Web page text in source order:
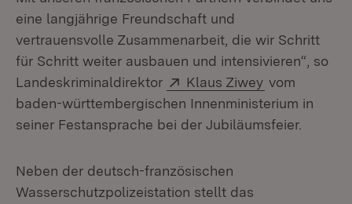
eine langjährige Freundschaft und
vertrauensvolle Zusammenarbeit, die wir Schritt
für Schritt weiter ausbauen und intensivieren“, so
Landeskriminaldirektor
Extern:
Klaus Ziwey (Öffnet in
vom
baden-württembergischen Innenministerium in
seiner Festansprache bei der Jubiläumsfeier.
Neben der deutsch-französischen
Wasserschutzpolizeistation stellt das